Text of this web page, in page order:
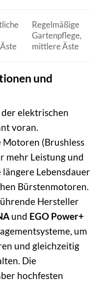
Regelmäßige
Gartenpflege,
mittlere Äste
und
elektrischen
voran.
(Brushless
mehr Leistung und
Lebensdauer
Bürstenmotoren.
Hersteller
und EGO Power+
um
und gleichzeitig
Die
hochfesten